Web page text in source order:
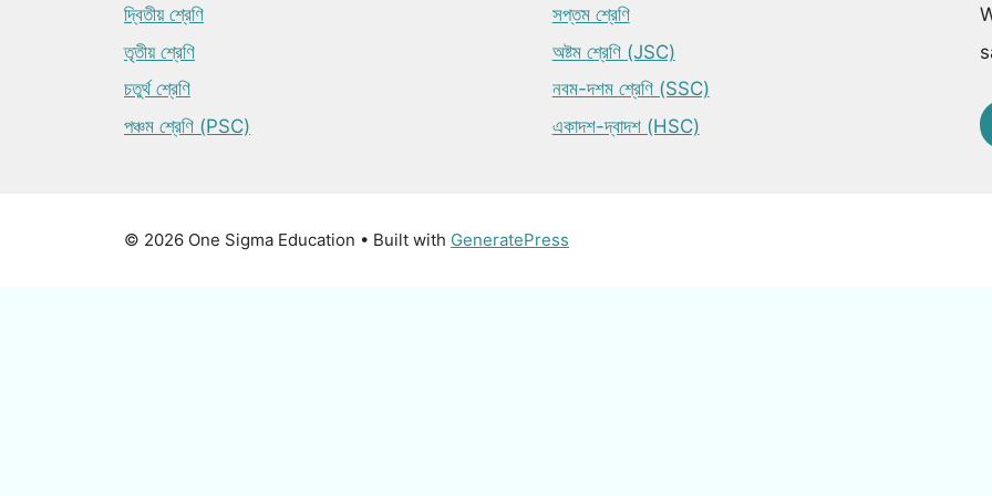
দ্বিতীয় শ্রেণি
তৃতীয় শ্রেণি
চতুর্থ শ্রেণি
পঞ্চম শ্রেণি (PSC)
সপ্তম শ্রেণি
অষ্টম শ্রেণি (JSC)
নবম-দশম শ্রেণি (SSC)
একাদশ-দ্বাদশ (HSC)
© 2026 One Sigma Education • Built with GeneratePress